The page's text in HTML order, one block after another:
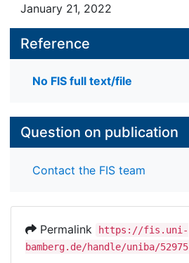
January 21, 2022
Reference
No FIS full text/file
Question on publication
Contact the FIS team
Permalink
https://fis.uni-
bamberg.de/handle/uniba/52975